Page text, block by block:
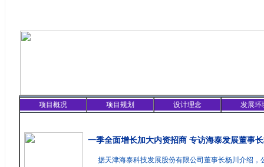
项目概况 项目规划 设计理念
发展环
一季全面增长加大内资招商 专访海泰发展董事
据天津海泰科技发展股份有限公司董事长杨川介绍，